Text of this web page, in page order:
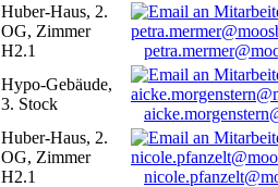
Huber-Haus, 2.
OG, Zimmer
H2.1
Hypo-Gebäude,
3. Stock
Huber-Haus, 2.
OG, Zimmer
H2.1